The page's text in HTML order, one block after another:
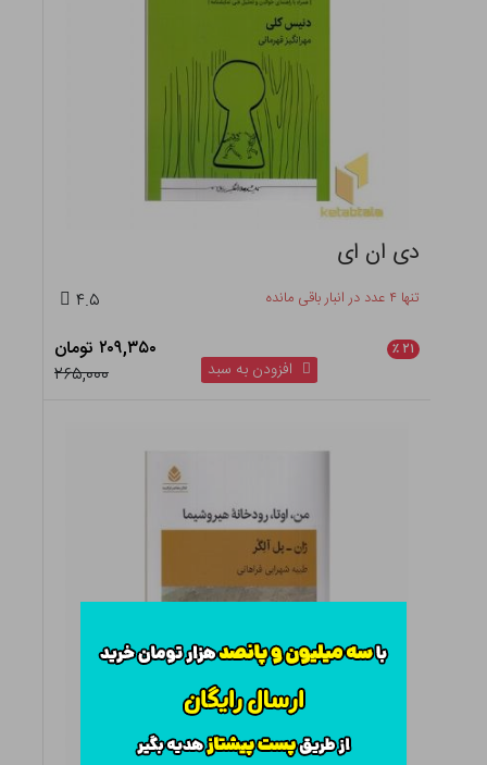
دی ان ای
تنها ۴ عدد در انبار باقی مانده ۴.۵
۲۱ ٪
۲۰۹,۳۵۰ تومان
۲۶۵,۰۰۰
افزودن به سبد